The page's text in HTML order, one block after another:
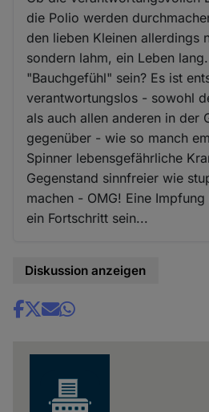
die Polio werden
den lieben Kleinen allerdings
sondern lahm, ein Leben
"Bauchgefühl" sein? Es ist
verantwortungslos - sowohl
als auch allen anderen in der
gegenüber - wie so manch
Spinner lebensgefährliche
Gegenstand sinnfreier wie
machen - OMG! Eine
ein Fortschritt sein...
Diskussion anzeigen
Share